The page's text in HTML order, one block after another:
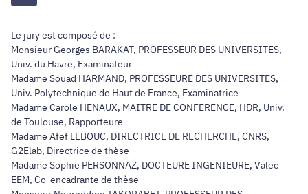
Le jury est composé de :
Monsieur Georges BARAKAT, PROFESSEUR DES UNIVERSITES,
Univ. du Havre, Examinateur
Madame Souad HARMAND, PROFESSEURE DES UNIVERSITES,
Univ. Polytechnique de Haut de France, Examinatrice
Madame Carole HENAUX, MAITRE DE CONFERENCE, HDR, Univ.
de Toulouse, Rapporteure
Madame Afef LEBOUC, DIRECTRICE DE RECHERCHE, CNRS,
G2Elab, Directrice de thèse
Madame Sophie PERSONNAZ, DOCTEURE INGENIEURE, Valeo
EEM, Co-encadrante de thèse